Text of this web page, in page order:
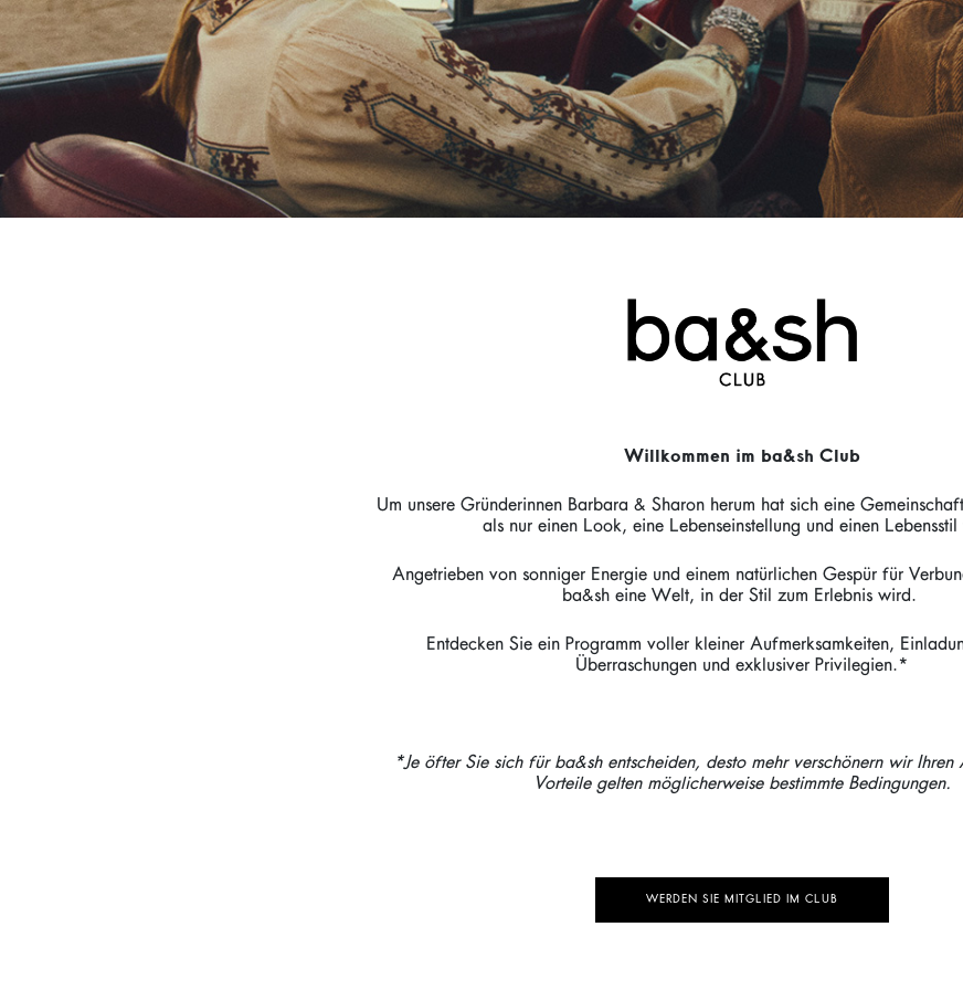
SweatshirtsALLES ANZEIGEN
Willkommen im ba&sh Club
Um unsere Gründerinnen Barbara & Sharon herum hat sich eine
als nur einen Look, eine Lebenseinstellung und einen Lebensstil
Angetrieben von sonniger Energie und einem natürlichen Gespür für
ba&sh eine Welt, in der Stil zum Erlebnis wird.
Entdecken Sie ein Programm voller kleiner Aufmerksamkeiten,
Überraschungen und exklusiver Privilegien.*
*Je öfter Sie sich für ba&sh entscheiden, desto mehr verschönern wir
Vorteile gelten möglicherweise bestimmte Bedingungen.
WERDEN SIE MITGLIED IM CLUB